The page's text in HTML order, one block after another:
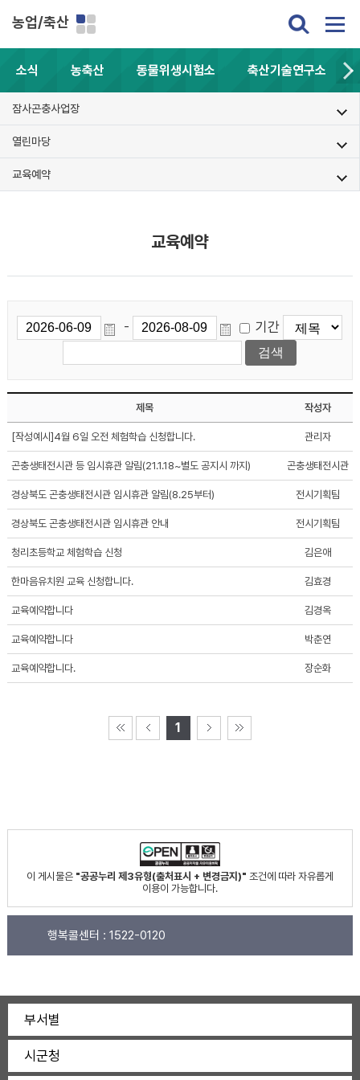
농업/축산
소식 농축산 동물위생시험소 축산기술연구소
잠사곤충사업장
열린마당
교육예약
교육예약
- 기간
제목 작성자
[작성예시]4월 6일 오전 체험학습 신청합니다. 관리자
곤충생태전시관 등 임시휴관 알림(21.1.18~별도 공지시 까지) 곤충생태전시관
경상북도 곤충생태전시관 임시휴관 알림(8.25부터) 전시기획팀
경상북도 곤충생태전시관 임시휴관 안내 전시기획팀
청리초등학교 체험학습 신청 김은애
한마음유치원 교육 신청합니다. 김효경
교육예약합니다 김경옥
교육예약합니다 박춘연
교육예약합니다. 장순화
1
이 게시물은 "공공누리 제3유형(출처표시 + 변경금지)" 조건에 따라 자유롭게
이용이 가능합니다.
행복콜센터 : 1522-0120
부서별
시군청